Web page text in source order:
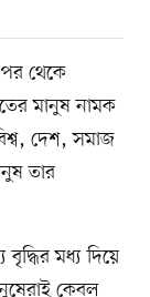
পর থেকে
মানুষ নামক
দেশ, সমাজ
তার
মধ্য দিয়ে
কেবল